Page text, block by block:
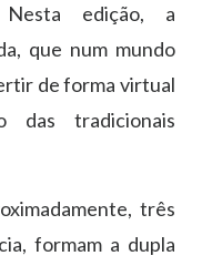
Nesta edição, a
que num mundo
de forma virtual
das tradicionais
três
formam a dupla